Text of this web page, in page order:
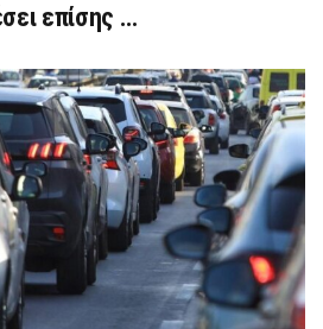
επίσης …